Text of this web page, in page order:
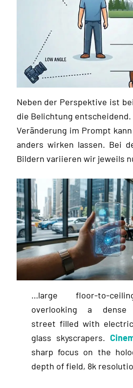
Neben der Perspektive ist
die Belichtung
Veränderung im Prompt
anders wirken lassen. Bei
Bildern variieren wir jeweils
…large floor-to-
overlooking a dense
street filled with
glass skyscrapers.
sharp focus on the
depth of field, 8k